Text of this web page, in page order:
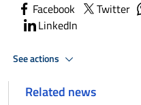
Facebook Twitter
LinkedIn
See actions
Related news